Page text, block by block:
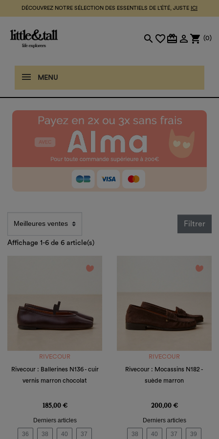
DÉCOUVREZ NOTRE SÉLECTION DES ESSENTIELS DE L'ÉTÉ, JUSTE ICI
search favorite_bordercard_giftcard  shopping_cart (0)
MENU
Filtrer
Affichage 1-6 de 6 article(s)
favorite_border
RIVECOUR
Rivecour : Ballerines N136 - cuir
vernis marron chocolat
185,00 €
Derniers articles
36
38 40 37
favorite_border
RIVECOUR
Rivecour : Mocassins N182 -
suède marron
200,00 €
Derniers articles
38
40 37 39